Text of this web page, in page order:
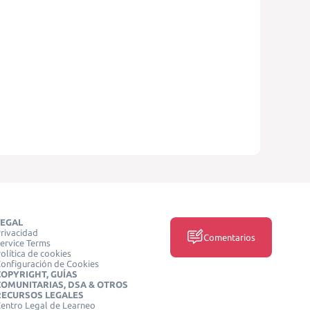
Terms
de cookies
de Cookies
GUÍAS
DSA & OTROS
LEGALES
Legal de Learneo
Comentarios